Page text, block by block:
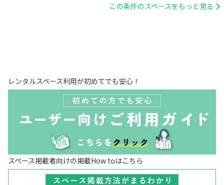
この条件のスペースをもっと見る
レンタルスペース利用が初めてでも安心！
スペース掲載者向けの掲載How toはこちら